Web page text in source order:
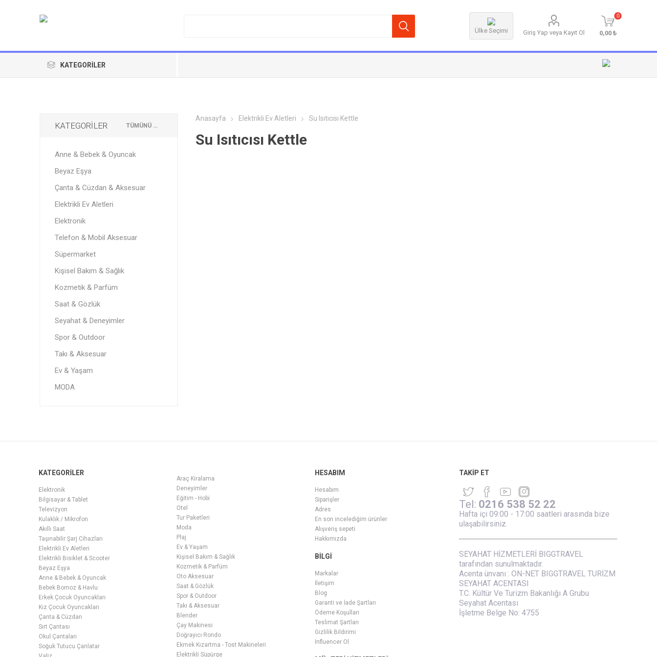
Ülke Seçimi Giriş Yap veya Kayıt Ol
0
0,00 ₺
KATEGORILER
Anasayfa Elektrikli Ev Aletleri Su Isıtıcısı Kettle
Su Isıtıcısı Kettle
TÜMÜNÜ TEMIZLE
KATEGORİLER
Anne & Bebek & Oyuncak
Beyaz Eşya
Çanta & Cüzdan & Aksesuar
Elektrikli Ev Aletleri
Elektronik
Telefon & Mobil Aksesuar
Süpermarket
Kişisel Bakım & Sağlık
Kozmetik & Parfüm
Saat & Gözlük
Seyahat & Deneyimler
Spor & Outdoor
Takı & Aksesuar
Ev & Yaşam
MODA
KATEGORİLER
Elektronik
Bilgisayar & Tablet
Televizyon
Kulaklık / Mikrofon
Akıllı Saat
Taşınabilir Şarj Cihazları
Elektrikli Ev Aletleri
Elektrikli Bisiklet & Scooter
Beyaz Eşya
Anne & Bebek & Oyuncak
Bebek Bornoz & Havlu
Erkek Çocuk Oyuncakları
Kız Çocuk Oyuncakları
Çanta & Cüzdan
Sırt Çantası
Okul Çantaları
Soğuk Tutucu Çanlatar
Araç Kiralama
Deneyimler
Eğitim - Hobi
Otel
Tur Paketleri
Moda
Plaj
Ev & Yaşam
Kişisel Bakım & Sağlık
Kozmetik & Parfüm
Oto Aksesuar
Saat & Gözlük
Spor & Outdoor
Takı & Aksesuar
Blender
Çay Makinesi
Doğrayıcı Rondo
Ekmek Kızartma - Tost Makineleri
Elektrikli Süpürge
HESABIM
Hesabım
Siparişler
Adres
En son incelediğim ürünler
Alışveriş sepeti
Hakkımızda
BILGI
Markalar
İletişim
Blog
Garanti ve İade Şartları
Ödeme Koşulları
Teslimat Şartları
Gizlilik Bildirimi
Influencer Ol
TAKIP ET
Tel: 0216 538 52 22
Hafta içi 09:00 - 17:00 saatleri arasında bize
ulaşabilirsiniz.
SEYAHAT HİZMETLERİ BIGGTRAVEL
tarafından sunulmaktadır.
Acenta ünvanı : ON-NET BIGGTRAVEL TURİZM
SEYAHAT ACENTASI
T.C. Kültür Ve Turizm Bakanlığı A Grubu
Seyahat Acentası
İşletme Belge No: 4755